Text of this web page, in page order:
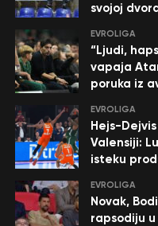
svojoj
EVROLIGA
“Ljudi,
vapaja
poruka iz
EVROLIGA
Hejs-
Valensiji:
isteku
EVROLIGA
Novak,
rapsodiju u